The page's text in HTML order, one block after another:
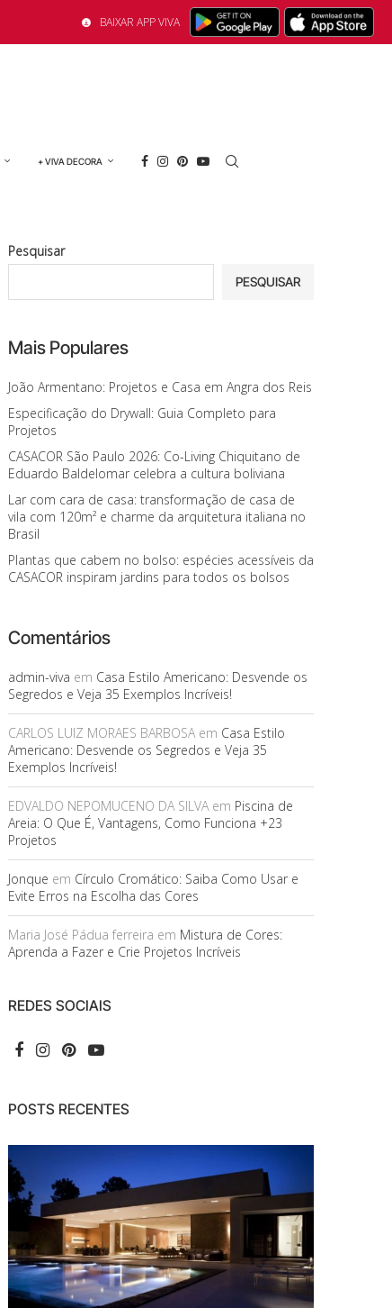
BAIXAR APP VIVA
+ VIVA DECORA
Pesquisar
PESQUISAR
Mais Populares
João Armentano: Projetos e Casa em Angra dos Reis
Especificação do Drywall: Guia Completo para
Projetos
CASACOR São Paulo 2026: Co-Living Chiquitano de
Eduardo Baldelomar celebra a cultura boliviana
Lar com cara de casa: transformação de casa de
vila com 120m² e charme da arquitetura italiana no
Brasil
Plantas que cabem no bolso: espécies acessíveis da
CASACOR inspiram jardins para todos os bolsos
Comentários
admin-viva em Casa Estilo Americano: Desvende os
Segredos e Veja 35 Exemplos Incríveis!
CARLOS LUIZ MORAES BARBOSAem Casa Estilo
Americano: Desvende os Segredos e Veja 35
Exemplos Incríveis!
EDVALDO NEPOMUCENO DA SILVAem Piscina de
Areia: O Que É, Vantagens, Como Funciona +23
Projetos
Jonque em Círculo Cromático: Saiba Como Usar e
Evite Erros na Escolha das Cores
Maria José Pádua ferreira em Mistura de Cores:
Aprenda a Fazer e Crie Projetos Incríveis
REDES SOCIAIS
POSTS RECENTES